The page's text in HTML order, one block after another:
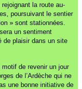
la route au-
poursuivant le sentier
» sont stationnées.
un sentiment
de plaisir dans un site
de revenir un jour
de l’Ardèche qui ne
une bonne initiative de